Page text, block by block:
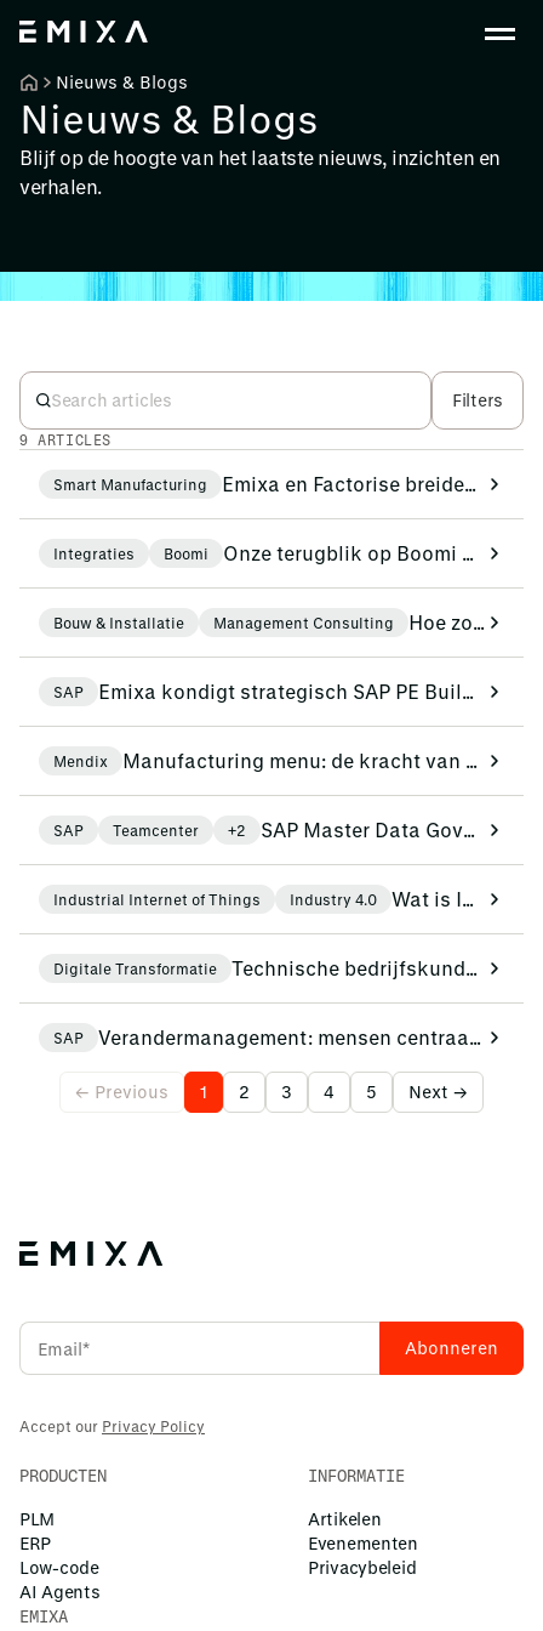
Nieuws & Blogs
Nieuws & Blogs
Blijf op de hoogte van het laatste nieuws, inzichten en
verhalen.
Filters
9 ARTICLES
Smart Manufacturing Emixa en Factorise breiden hun samenwerking in de EMEA-regio uit om de digitalisering van de werkvloer te versnellen
Integraties Boomi Onze terugblik op Boomi World Tour 2026 in Londen
Bouw & Installatie Management Consulting Hoe zorg je voor een uniforme werkwijze in een groeiend bouwbedrijf?
SAP Emixa kondigt strategisch SAP PE Build‑partnerschap aan
Mendix Manufacturing menu: de kracht van quality management en compliance
SAP Teamcenter +2 SAP Master Data Governance: gegevens omzetten in een strategisch bedrijfsmiddel
Industrial Internet of Things Industry 4.0 Wat is Industrial Internet of Things (IIoT)?
Digitale Transformatie Technische bedrijfskunde studenten duiken in de digitale wereld bij Siemens
SAP Verandermanagement: mensen centraal in SAP S/4HANA‑implementaties
← Previous 1 2 3 4 5 Next →
Accept our Privacy Policy
PRODUCTEN
PLM
ERP
Low-code
AI Agents
INFORMATIE
Artikelen
Evenementen
Privacybeleid
EMIXA